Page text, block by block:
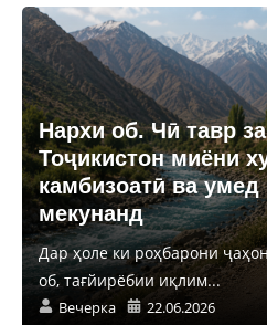
Нархи об. Чӣ тавр
Тоҷикистон миёни
камбизоатӣ ва умед
мекунанд
Дар ҳоле ки роҳбарони
об, тағйирёбии иқлим...
Вечерка 22.06.2026